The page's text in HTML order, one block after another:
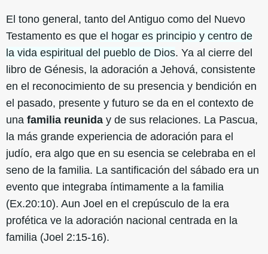
El tono general, tanto del Antiguo como del Nuevo
Testamento es que el hogar es principio y centro de
la vida espiritual del pueblo de Dios. Ya al cierre del
libro de Génesis, la adoración a Jehová, consistente
en el reconocimiento de su presencia y bendición en
el pasado, presente y futuro se da en el contexto de
una familia reunida y de sus relaciones. La Pascua,
la más grande experiencia de adoración para el
judío, era algo que en su esencia se celebraba en el
seno de la familia. La santificación del sábado era un
evento que integraba íntimamente a la familia
(Ex.20:10). Aun Joel en el crepúsculo de la era
profética ve la adoración nacional centrada en la
familia (Joel 2:15-16).